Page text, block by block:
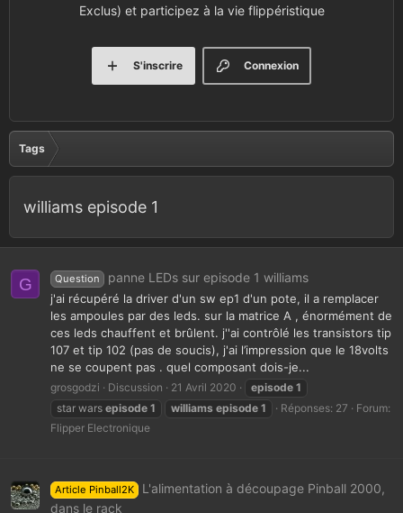
Exclus) et participez à la vie flippéristique
Connexion
S'inscrire
Tags
williams episode 1
G Question panne LEDs sur episode 1 williams
j'ai récupéré la driver d'un sw ep1 d'un pote, il a remplacer
les ampoules par des leds. sur la matrice A , énormément de
ces leds chauffent et brûlent. j''ai contrôlé les transistors tip
107 et tip 102 (pas de soucis), j'ai l’impression que le 18volts
ne se coupent pas . quel composant dois-je...
grosgodzi Discussion 21 Avril 2020 episode 1
star wars episode 1 williams episode 1 Réponses: 27
Forum:
Flipper Electronique
Article Pinball2K
L'alimentation à découpage Pinball 2000,
dans le rack